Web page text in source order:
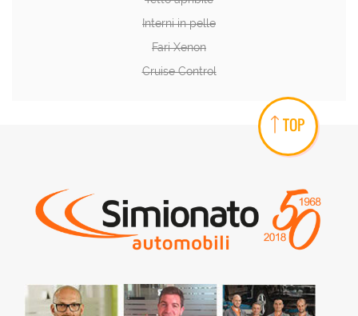
Interni in pelle
Fari Xenon
Cruise Control
TOP